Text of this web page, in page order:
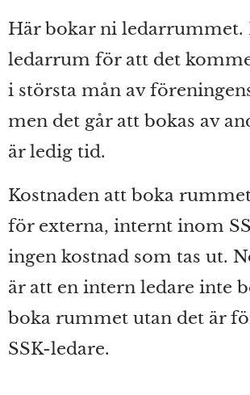
Här bokar ni ledarrummet.
ledarrum för att det
i största mån av
men det går att bokas av
är ledig tid.
Kostnaden att boka
för externa, internt inom
ingen kostnad som tas ut.
är att en intern ledare inte
boka rummet utan det är
SSK-ledare.